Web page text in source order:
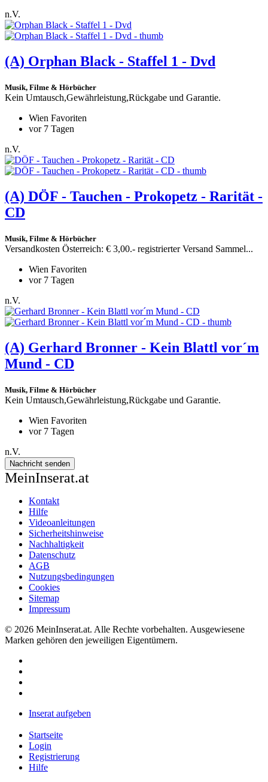
n.V.
(A) Orphan Black - Staffel 1 - Dvd
Musik, Filme & Hörbücher
Kein Umtausch,Gewährleistung,Rückgabe und Garantie.
Wien Favoriten
vor 7 Tagen
n.V.
(A) DÖF - Tauchen - Prokopetz - Rarität -
CD
Musik, Filme & Hörbücher
Versandkosten Österreich: € 3,00.- registrierter Versand Sammel...
Wien Favoriten
vor 7 Tagen
n.V.
(A) Gerhard Bronner - Kein Blattl vor´m
Mund - CD
Musik, Filme & Hörbücher
Kein Umtausch,Gewährleistung,Rückgabe und Garantie.
Wien Favoriten
vor 7 Tagen
n.V.
Nachricht senden
MeinInserat.at
Kontakt
Hilfe
Videoanleitungen
Sicherheitshinweise
Nachhaltigkeit
Datenschutz
AGB
Nutzungsbedingungen
Cookies
Sitemap
Impressum
© 2026 MeinInserat.at. Alle Rechte vorbehalten. Ausgewiesene
Marken gehören den jeweiligen Eigentümern.
Inserat aufgeben
Startseite
Login
Registrierung
Hilfe